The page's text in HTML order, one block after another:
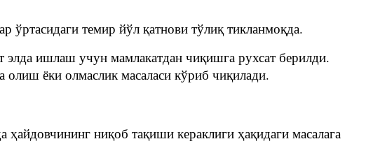
темир йўл қатнови тўлиқ тикланмоқда.
элда ишлаш учун мамлакатдан чиқишга рухсат берилди.
ёки олмаслик масаласи кўриб чиқилади.
ниқоб тақиши кераклиги ҳақидаги масалага